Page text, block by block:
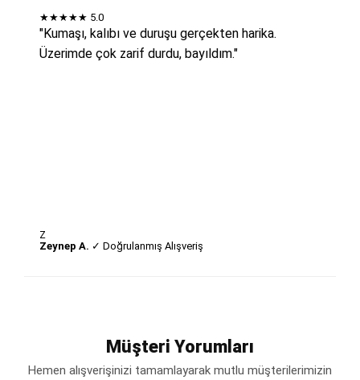
★★★★★ 5.0
"Kumaşı, kalıbı ve duruşu gerçekten harika.
Üzerimde çok zarif durdu, bayıldım."
Z
Zeynep A. ✓ Doğrulanmış Alışveriş
Müşteri Yorumları
Hemen alışverişinizi tamamlayarak mutlu müşterilerimizin